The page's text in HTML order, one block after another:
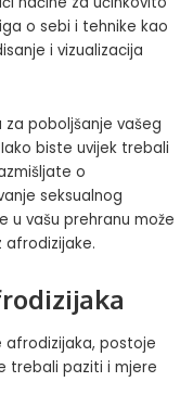
o sebi i tehnike kao
i vizualizacija
poboljšanje vašeg
biste uvijek trebali
o
seksualnog
u vašu prehranu može
afrodizijake.
afrodizijaka, postoje
trebali paziti i mjere